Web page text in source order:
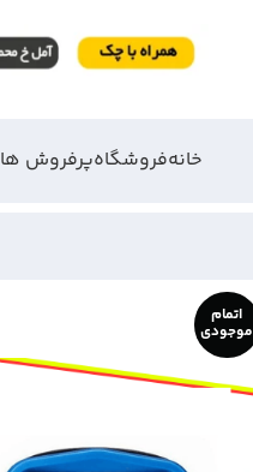
خانهفروشگاهپرفروش ها
اتمام
موجودی